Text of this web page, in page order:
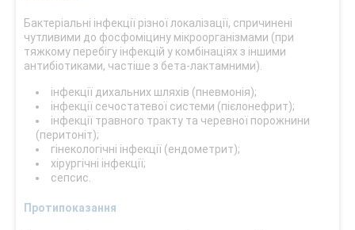
Бактеріальні інфекції різної локалізації, спричинені
чутливими до фосфоміцину мікроорганізмами (при
тяжкому перебігу інфекцій у комбінаціях з іншими
антибіотиками, частіше з бета-лактамними).
інфекції дихальних шляхів (пневмонія);
інфекції сечостатевої системи (пієлонефрит);
інфекції травного тракту та черевної порожнини
(перитоніт);
гінекологічні інфекції (ендометрит);
хірургічні інфекції;
сепсис.
Протипоказання